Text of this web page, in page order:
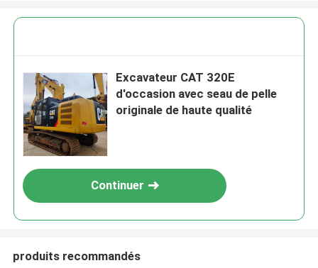
Excavateur CAT 320E
d'occasion avec seau de pelle
originale de haute qualité
Continuer
produits recommandés